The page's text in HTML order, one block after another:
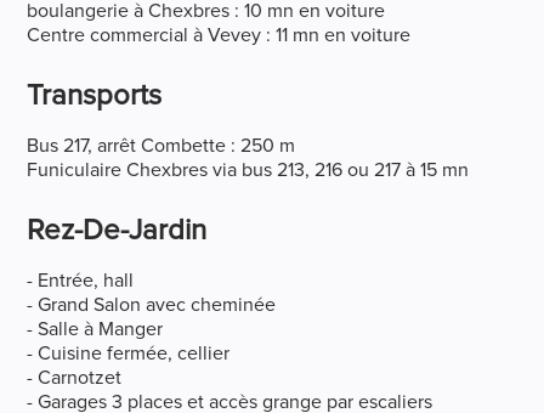
boulangerie à Chexbres : 10 mn en voiture
Centre commercial à Vevey : 11 mn en voiture
Transports
Bus 217, arrêt Combette : 250 m
Funiculaire Chexbres via bus 213, 216 ou 217 à 15 mn
Rez-De-Jardin
- Entrée, hall
- Grand Salon avec cheminée
- Salle à Manger
- Cuisine fermée, cellier
- Carnotzet
- Garages 3 places et accès grange par escaliers